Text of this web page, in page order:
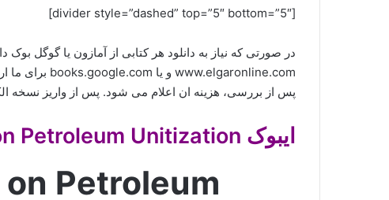
[divider style=”dashed” top=”5″ bottom=”5″]
در صورتی که نیاز به دانلود هر کتابی از آمازون یا گوگل
www.elgaronline.com و یا books.google.com برای ما ارسال کنید (راههای ارتباطی در صفحه
پس از بررسی، هزینه ان اعلام می شود. پس از واریز نسخه
ایبوک The Law on Petroleum Unitization
Petroleum